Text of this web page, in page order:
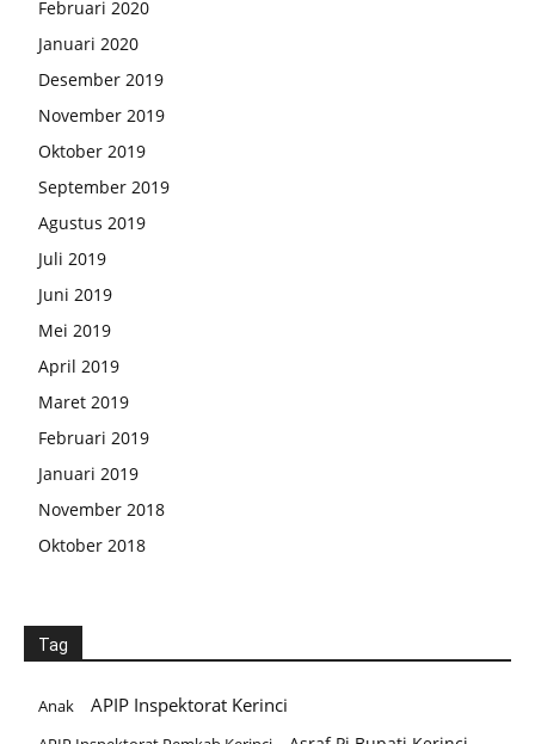
Februari 2020
Januari 2020
Desember 2019
November 2019
Oktober 2019
September 2019
Agustus 2019
Juli 2019
Juni 2019
Mei 2019
April 2019
Maret 2019
Februari 2019
Januari 2019
November 2018
Oktober 2018
Tag
Anak APIP Inspektorat Kerinci